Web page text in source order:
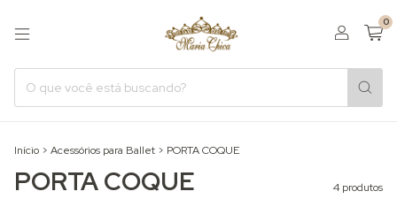
0
Início > Acessórios para Ballet > PORTA COQUE
PORTA COQUE 4 produtos